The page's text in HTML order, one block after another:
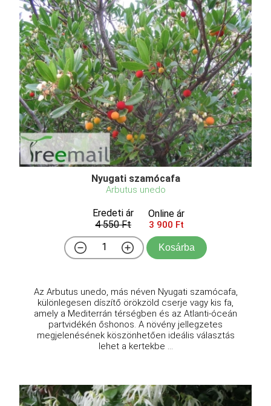
Nyugati szamócafa
Arbutus unedo
Eredeti ár
4 550 Ft
Online ár
3 900 Ft
Kosárba
Az Arbutus unedo, más néven Nyugati szamócafa,
különlegesen díszítő örökzöld cserje vagy kis fa,
amely a Mediterrán térségben és az Atlanti-óceán
partvidékén őshonos. A növény jellegzetes
megjelenésének köszönhetően ideális választás
lehet a kertekbe ...